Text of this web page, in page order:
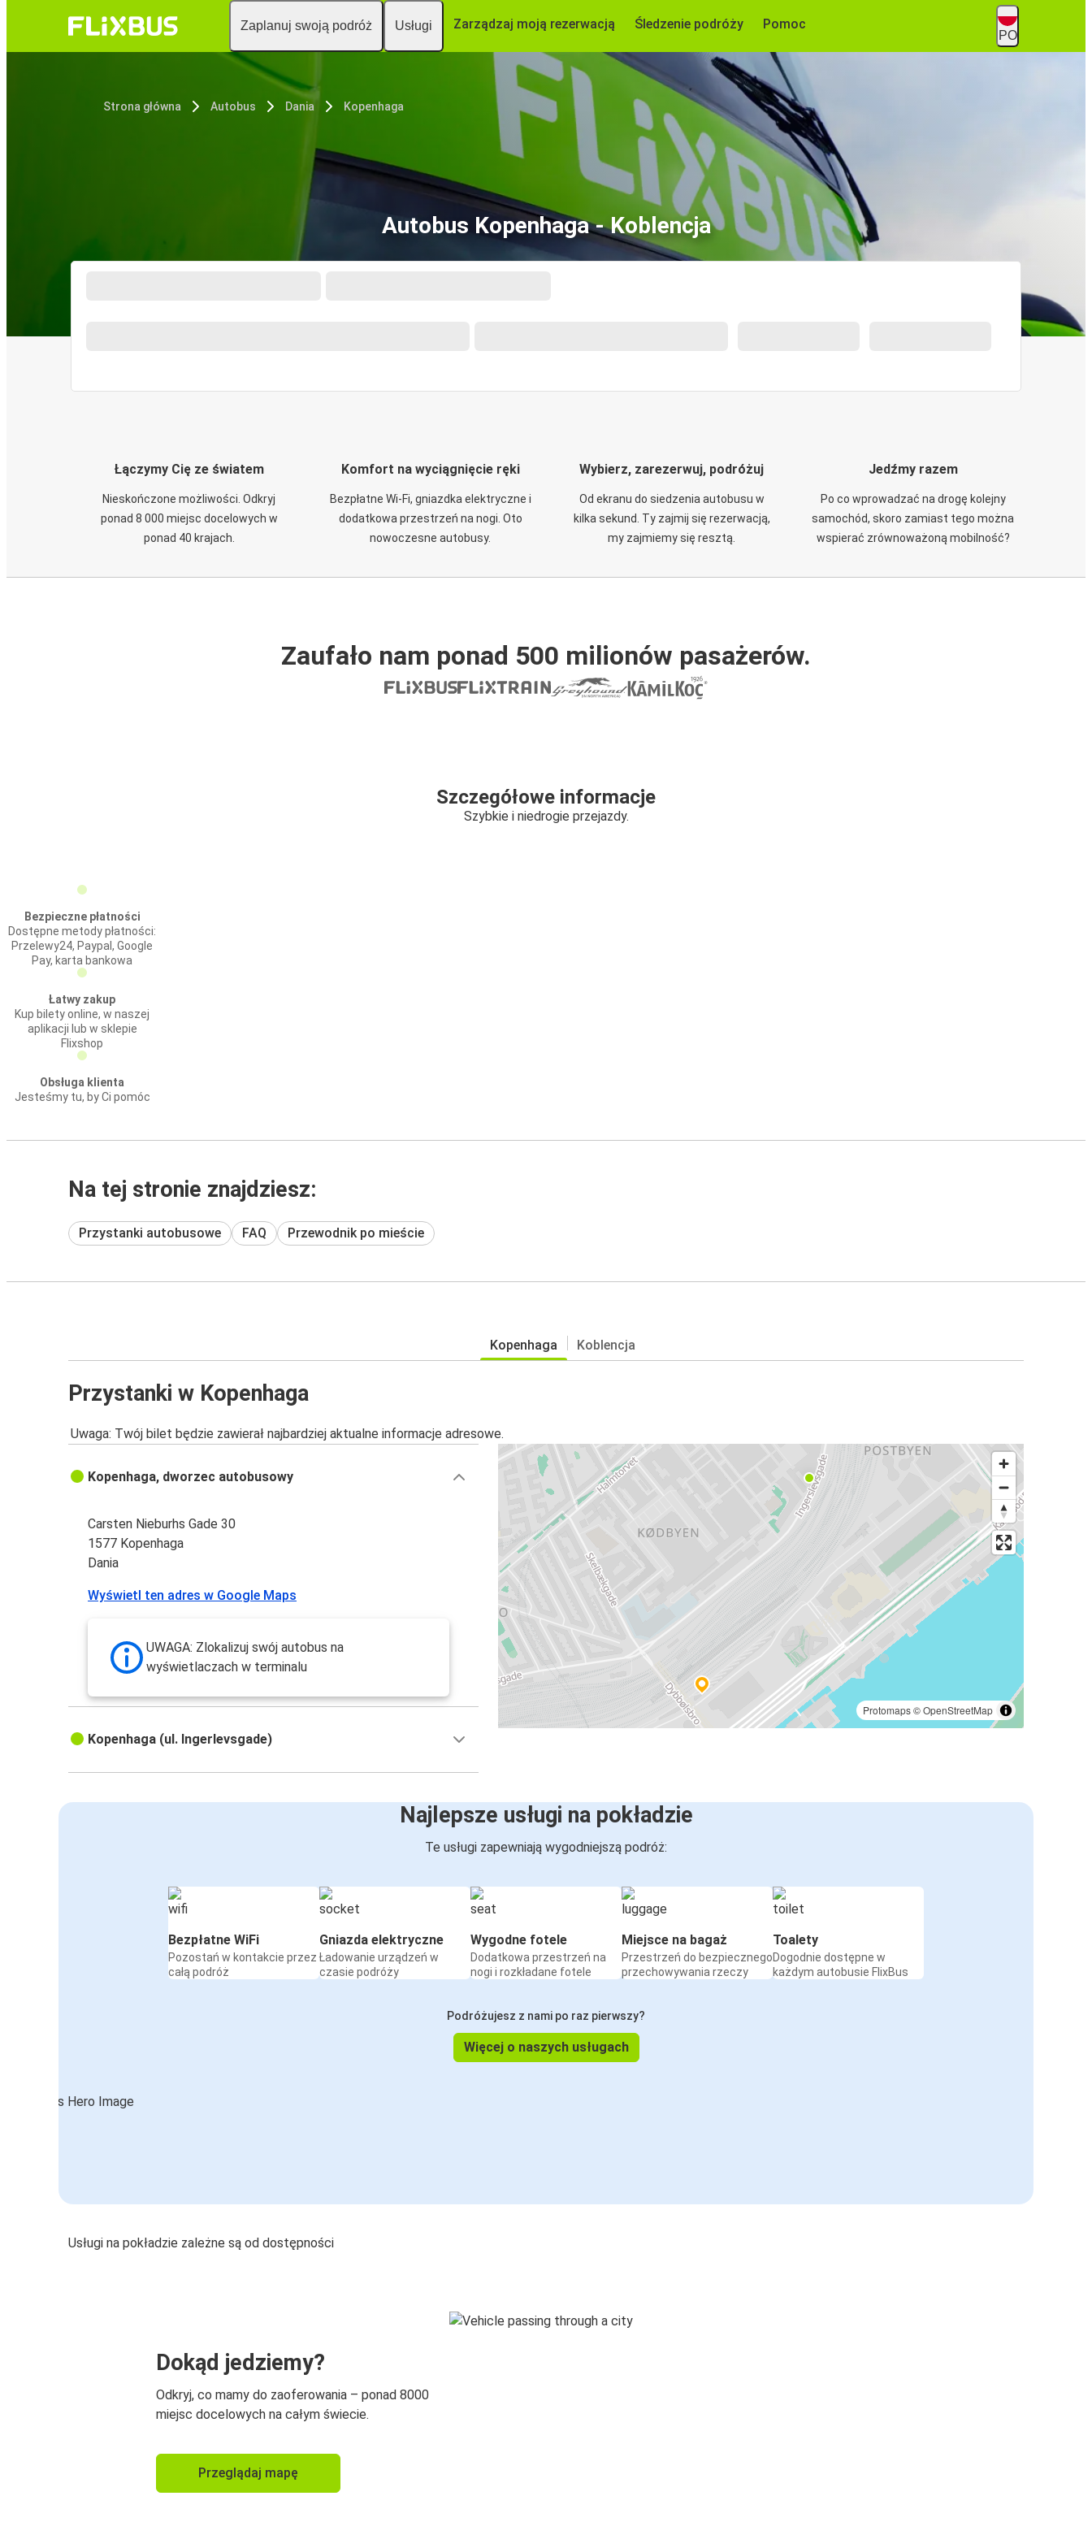
Zaplanuj swoją podróż Usługi Zarządzaj moją rezerwacją Śledzenie podróży Pomoc
PO
Strona główna Autobus Dania Kopenhaga
Autobus Kopenhaga - Koblencja
Łączymy Cię ze światem
Nieskończone możliwości. Odkryj
ponad 8 000 miejsc docelowych w
ponad 40 krajach.
Komfort na wyciągnięcie ręki
Bezpłatne Wi-Fi, gniazdka elektryczne i
dodatkowa przestrzeń na nogi. Oto
nowoczesne autobusy.
Wybierz, zarezerwuj, podróżuj
Od ekranu do siedzenia autobusu w
kilka sekund. Ty zajmij się rezerwacją,
my zajmiemy się resztą.
Jedźmy razem
Po co wprowadzać na drogę kolejny
samochód, skoro zamiast tego można
wspierać zrównoważoną mobilność?
Zaufało nam ponad 500 milionów pasażerów.
Szczegółowe informacje
Szybkie i niedrogie przejazdy.
Bezpieczne płatności
Dostępne metody płatności:
Przelewy24, Paypal, Google
Pay, karta bankowa
Łatwy zakup
Kup bilety online, w naszej
aplikacji lub w sklepie
Flixshop
Obsługa klienta
Jesteśmy tu, by Ci pomóc
Na tej stronie znajdziesz:
Przystanki autobusowe FAQ Przewodnik po mieście
Kopenhaga Koblencja
Przystanki w Kopenhaga
Uwaga: Twój bilet będzie zawierał najbardziej aktualne informacje adresowe.
Protomaps©OpenStreetMap
Kopenhaga, dworzec autobusowy
Carsten Nieburhs Gade 30
1577 Kopenhaga
Dania
Wyświetl ten adres w Google Maps
UWAGA: Zlokalizuj swój autobus na
wyświetlaczach w terminalu
Kopenhaga (ul. Ingerlevsgade)
Najlepsze usługi na pokładzie
Te usługi zapewniają wygodniejszą podróż:
Bezpłatne WiFi
Pozostań w kontakcie przez
całą podróż
Gniazda elektryczne
Ładowanie urządzeń w
czasie podróży
Wygodne fotele
Dodatkowa przestrzeń na
nogi i rozkładane fotele
Miejsce na bagaż
Przestrzeń do bezpiecznego
przechowywania rzeczy
Toalety
Dogodnie dostępne w
każdym autobusie FlixBus
Podróżujesz z nami po raz pierwszy?
Więcej o naszych usługach
Usługi na pokładzie zależne są od dostępności
Dokąd jedziemy?
Odkryj, co mamy do zaoferowania – ponad 8000
miejsc docelowych na całym świecie.
Przeglądaj mapę